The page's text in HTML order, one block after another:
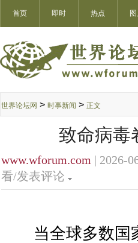
首页 即时 热点
世界论坛网 > 时事新闻 > 正文
致命病毒
www.wforum.com | 2026-
看/发表评论
当全球多数国家